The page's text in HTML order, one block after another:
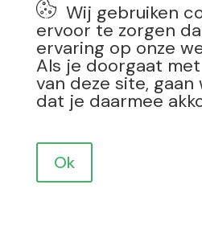
Wij gebruiken
ervoor te zorgen
ervaring op onze
Als je doorgaat
van deze site,
dat je daarmee
Ok
7 dagen per week
Privacy Policy | Copyright